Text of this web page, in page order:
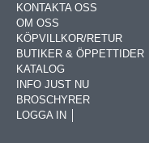
KONTAKTA OSS
OM OSS
KÖPVILLKOR/RETUR
BUTIKER & ÖPPETTIDER
KATALOG
INFO JUST NU
BROSCHYRER
LOGGA IN │